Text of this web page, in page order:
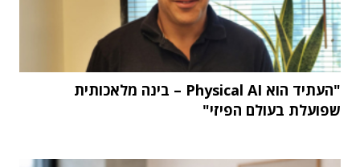
"העתיד הוא Physical AI – בינה מלאכותית
שפועלת בעולם הפיזי"